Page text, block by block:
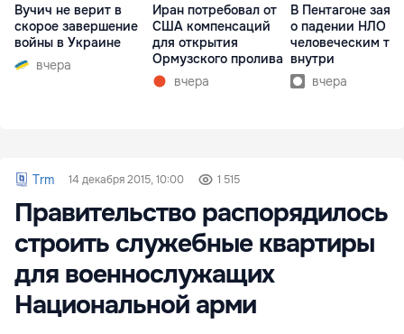
Вучич не верит в
скорое завершение
войны в Украине
вчера
Иран потребовал от
США компенсаций
для открытия
Ормузского пролива
вчера
В Пентагоне
о падении НЛО с
человеческим
внутри
вчера
Trm 14 декабря 2015, 10:00 1 515
Правительство распорядилось
строить служебные квартиры
для военнослужащих
Национальной арми